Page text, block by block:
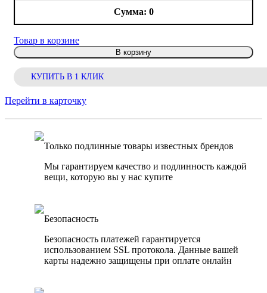
0
Товар в корзине
В корзину
КУПИТЬ В 1 КЛИК
Перейти в карточку
Только подлинные товары известных брендов
Мы гарантируем качество и подлинность каждой
вещи, которую вы у нас купите
Безопасность
Безопасность платежей гарантируется
использованием SSL протокола. Данные вашей
карты надежно защищены при оплате онлайн